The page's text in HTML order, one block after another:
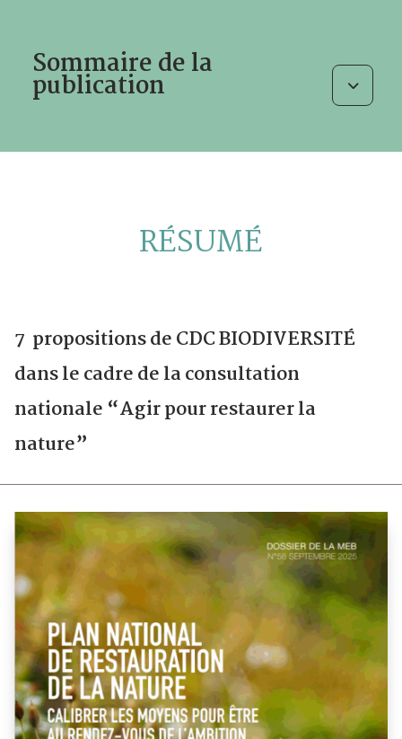
Sommaire de la
publication
RÉSUMÉ
7 propositions de CDC BIODIVERSITÉ
dans le cadre de la consultation
nationale “Agir pour restaurer la
nature”